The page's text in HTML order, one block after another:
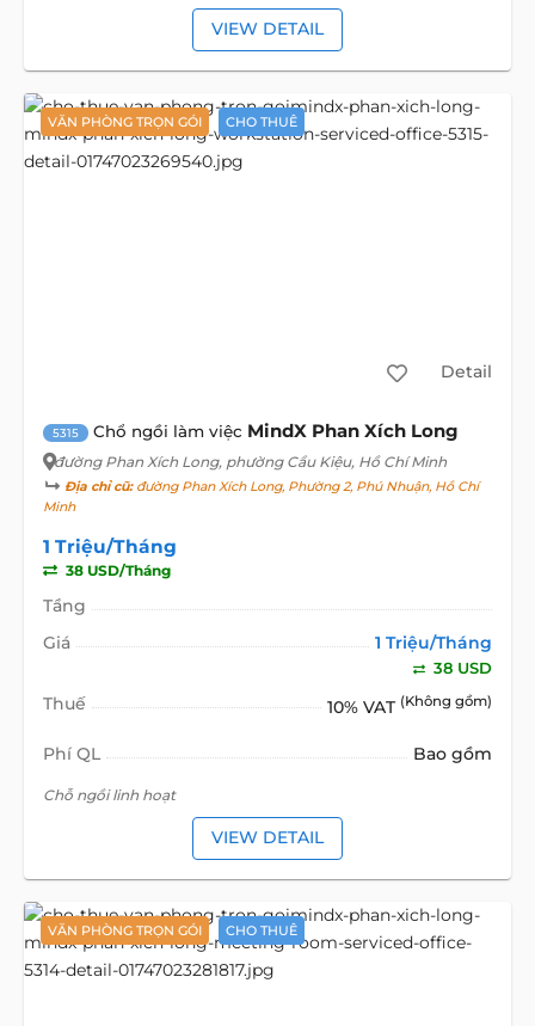
VIEW DETAIL
VĂN PHÒNG TRỌN GÓI CHO THUÊ
Detail
5315 Chổ ngồi làm việc MindX Phan Xích Long
đường Phan Xích Long, phường Cầu Kiệu, Hồ Chí Minh
Địa chỉ cũ:đường Phan Xích Long, Phường 2, Phú Nhuận, Hồ Chí
Minh
1 Triệu/Tháng
38 USD/Tháng
Tầng
Giá
1 Triệu/Tháng
38 USD
Thuế 10% VAT (Không gồm)
Phí QL Bao gồm
Chỗ ngồi linh hoạt
VIEW DETAIL
VĂN PHÒNG TRỌN GÓI CHO THUÊ